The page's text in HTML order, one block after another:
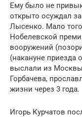
Ему было не
открыто осуждал
Лысенко. Мало
Нобелевской
вооружений
(накануне приезда
выслали из
Горбачева,
жизни через 3 года.
Игорь Курчатов